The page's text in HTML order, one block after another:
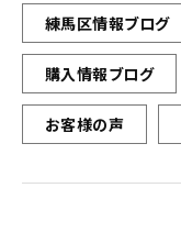
練馬区情報ブログ
購入情報ブログ
お客様の声